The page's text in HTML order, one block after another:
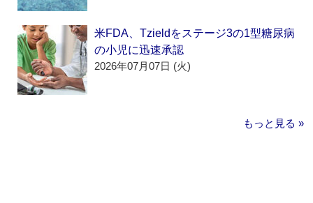
米FDA、Tzieldをステージ3の1型糖尿病
の小児に迅速承認
2026年07月07日 (火)
もっと見る »